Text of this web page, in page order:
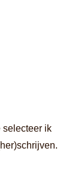
selecteer ik